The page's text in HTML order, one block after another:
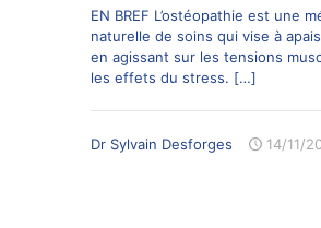
EN BREF L’ostéopathie est une
naturelle de soins qui vise à
en agissant sur les tensions
les effets du stress. […]
Dr Sylvain Desforges 14/11/